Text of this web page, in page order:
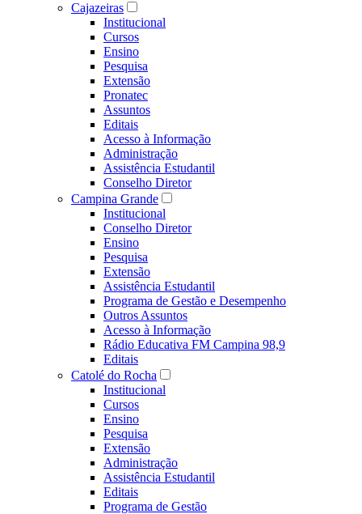
Cajazeiras
Institucional
Cursos
Ensino
Pesquisa
Extensão
Pronatec
Assuntos
Editais
Acesso à Informação
Administração
Assistência Estudantil
Conselho Diretor
Campina Grande
Institucional
Conselho Diretor
Ensino
Pesquisa
Extensão
Assistência Estudantil
Programa de Gestão e Desempenho
Outros Assuntos
Acesso à Informação
Rádio Educativa FM Campina 98,9
Editais
Catolé do Rocha
Institucional
Cursos
Ensino
Pesquisa
Extensão
Administração
Assistência Estudantil
Editais
Programa de Gestão